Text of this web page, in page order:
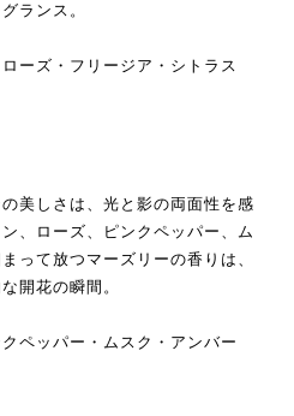
ランス。
ーズ・フリージア・シトラス
美しさは、光と影の両面性を感
、ローズ、ピンクペッパー、ム
って放つマーズリーの香りは、
開花の瞬間。
ペッパー・ムスク・アンバー